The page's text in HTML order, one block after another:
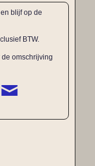
blijf op de
BTW.
omschrijving